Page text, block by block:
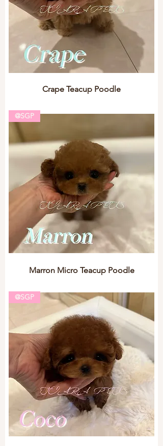
Crape Teacup Poodle
@SGP
Marron Micro Teacup Poodle
@SGP